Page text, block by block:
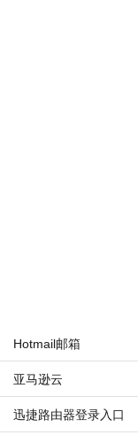
Hotmail邮箱
亚马逊云
迅捷路由器登录入口